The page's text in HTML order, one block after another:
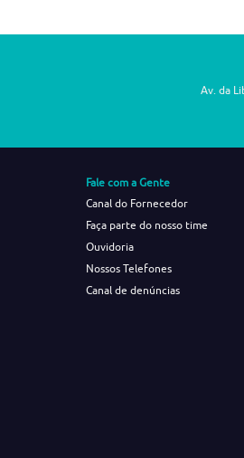
Av. da
Fale com a Gente
Canal do Fornecedor
Faça parte do nosso time
Ouvidoria
Nossos Telefones
Canal de denúncias